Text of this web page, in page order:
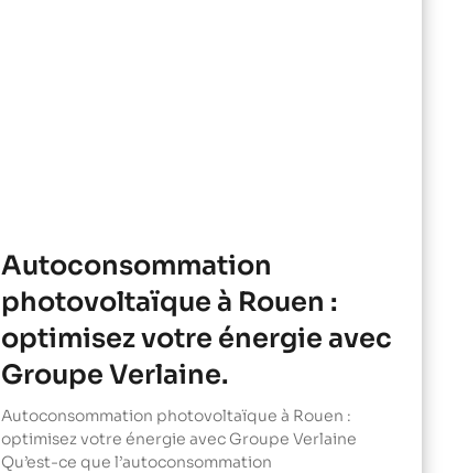
Autoconsommation
photovoltaïque à Rouen :
optimisez votre énergie avec
Groupe Verlaine.
Autoconsommation photovoltaïque à Rouen :
optimisez votre énergie avec Groupe Verlaine
Qu’est-ce que l’autoconsommation